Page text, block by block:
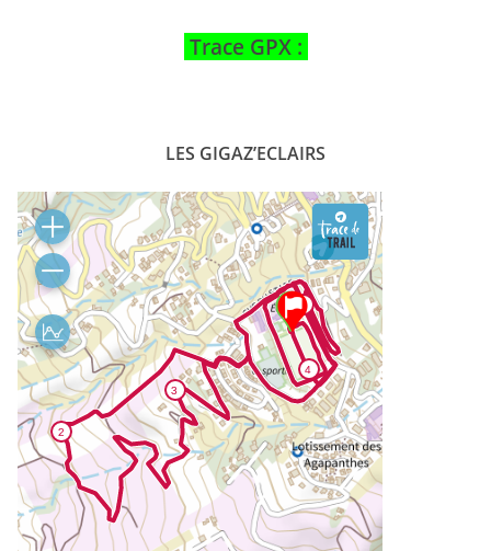
Trace GPX :
LES GIGAZ’ECLAIRS